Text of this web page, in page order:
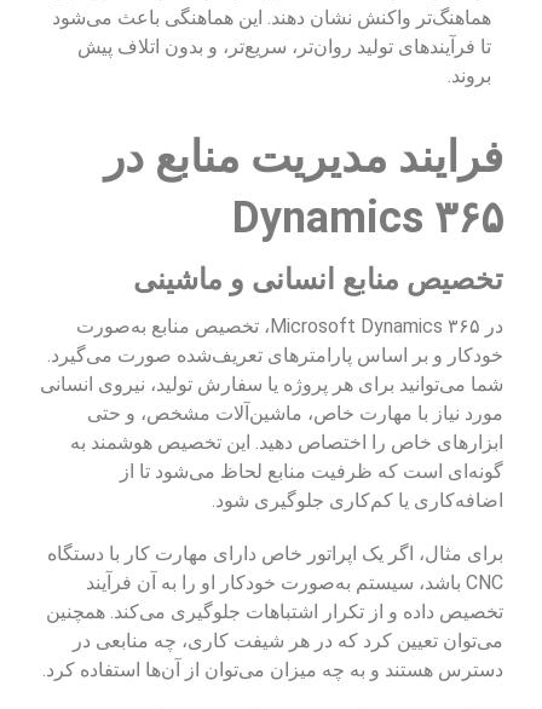
هماهنگ‌تر واکنش نشان دهند. این هماهنگی باعث می‌شود
تا فرآیندهای تولید روان‌تر، سریع‌تر، و بدون اتلاف پیش
بروند.
فرایند مدیریت منابع در
Dynamics ۳۶۵
تخصیص منابع انسانی و ماشینی
در Microsoft Dynamics ۳۶۵، تخصیص منابع به‌صورت
خودکار و بر اساس پارامترهای تعریف‌شده صورت می‌گیرد.
شما می‌توانید برای هر پروژه یا سفارش تولید، نیروی انسانی
مورد نیاز با مهارت خاص، ماشین‌آلات مشخص، و حتی
ابزارهای خاص را اختصاص دهید. این تخصیص هوشمند به
گونه‌ای است که ظرفیت منابع لحاظ می‌شود تا از
اضافه‌کاری یا کم‌کاری جلوگیری شود.
برای مثال، اگر یک اپراتور خاص دارای مهارت کار با دستگاه
CNC باشد، سیستم به‌صورت خودکار او را به آن فرآیند
تخصیص داده و از تکرار اشتباهات جلوگیری می‌کند. همچنین
می‌توان تعیین کرد که در هر شیفت کاری، چه منابعی در
دسترس هستند و به چه میزان می‌توان از آن‌ها استفاده کرد.